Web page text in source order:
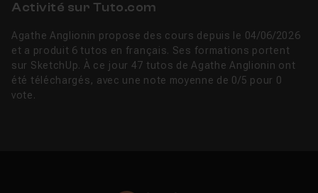
Activité sur Tuto.com
Agathe Anglionin propose des cours depuis le 04/06/2026
et a produit 6 tutos en français. Ses formations portent
sur SketchUp. À ce jour 47 tutos de Agathe Anglionin ont
été téléchargés, avec une note moyenne de 0/5 pour 0
vote.